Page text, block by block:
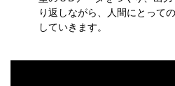
り返しながら、人間にとって
していきます。